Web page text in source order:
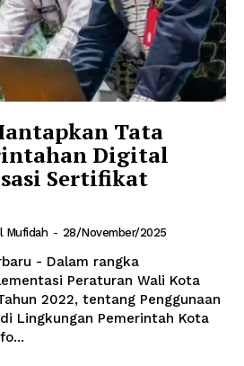
Tata
Digital
Sertifikat
Mufidah - 28/November/2025
- Dalam rangka
Peraturan Wali Kota
2022, tentang Penggunaan
Lingkungan Pemerintah Kota